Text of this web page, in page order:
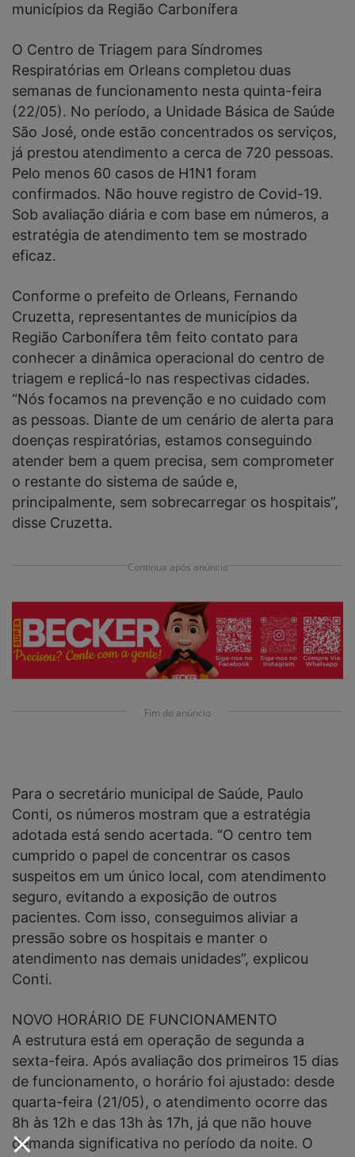
municípios da Região Carbonífera
O Centro de Triagem para Síndromes
Respiratórias em Orleans completou duas
semanas de funcionamento nesta quinta-feira
(22/05). No período, a Unidade Básica de Saúde
São José, onde estão concentrados os serviços,
já prestou atendimento a cerca de 720 pessoas.
Pelo menos 60 casos de H1N1 foram
confirmados. Não houve registro de Covid-19.
Sob avaliação diária e com base em números, a
estratégia de atendimento tem se mostrado
eficaz.
Conforme o prefeito de Orleans, Fernando
Cruzetta, representantes de municípios da
Região Carbonífera têm feito contato para
conhecer a dinâmica operacional do centro de
triagem e replicá-lo nas respectivas cidades.
“Nós focamos na prevenção e no cuidado com
as pessoas. Diante de um cenário de alerta para
doenças respiratórias, estamos conseguindo
atender bem a quem precisa, sem comprometer
o restante do sistema de saúde e,
principalmente, sem sobrecarregar os hospitais”,
disse Cruzetta.
Continua após anúncio
Fim do anúncio
Para o secretário municipal de Saúde, Paulo
Conti, os números mostram que a estratégia
adotada está sendo acertada. “O centro tem
cumprido o papel de concentrar os casos
suspeitos em um único local, com atendimento
seguro, evitando a exposição de outros
pacientes. Com isso, conseguimos aliviar a
pressão sobre os hospitais e manter o
atendimento nas demais unidades”, explicou
Conti.
NOVO HORÁRIO DE FUNCIONAMENTO
A estrutura está em operação de segunda a
sexta-feira. Após avaliação dos primeiros 15 dias
de funcionamento, o horário foi ajustado: desde
quarta-feira (21/05), o atendimento ocorre das
8h às 12h e das 13h às 17h, já que não houve
demanda significativa no período da noite. O